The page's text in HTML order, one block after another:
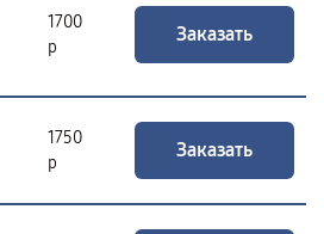
1700
р
Заказать
1750
р
Заказать